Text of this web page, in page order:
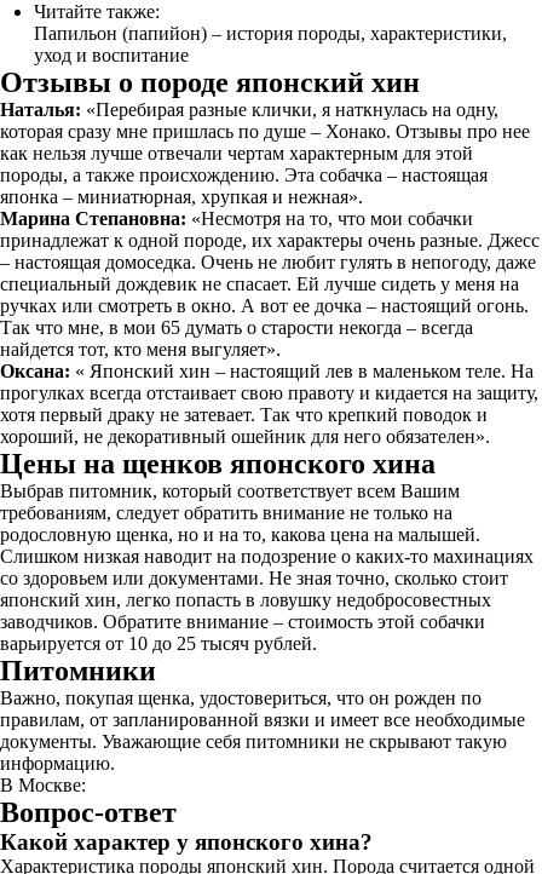
Читайте также:
Папильон (папийон) – история породы, характеристики,
уход и воспитание
Отзывы о породе японский хин
Наталья: «Перебирая разные клички, я наткнулась на одну,
которая сразу мне пришлась по душе – Хонако. Отзывы про нее
как нельзя лучше отвечали чертам характерным для этой
породы, а также происхождению. Эта собачка – настоящая
японка – миниатюрная, хрупкая и нежная».
Марина Степановна: «Несмотря на то, что мои собачки
принадлежат к одной породе, их характеры очень разные. Джесс
– настоящая домоседка. Очень не любит гулять в непогоду, даже
специальный дождевик не спасает. Ей лучше сидеть у меня на
ручках или смотреть в окно. А вот ее дочка – настоящий огонь.
Так что мне, в мои 65 думать о старости некогда – всегда
найдется тот, кто меня выгуляет».
Оксана: « Японский хин – настоящий лев в маленьком теле. На
прогулках всегда отстаивает свою правоту и кидается на защиту,
хотя первый драку не затевает. Так что крепкий поводок и
хороший, не декоративный ошейник для него обязателен».
Цены на щенков японского хина
Выбрав питомник, который соответствует всем Вашим
требованиям, следует обратить внимание не только на
родословную щенка, но и на то, какова цена на малышей.
Слишком низкая наводит на подозрение о каких-то махинациях
со здоровьем или документами. Не зная точно, сколько стоит
японский хин, легко попасть в ловушку недобросовестных
заводчиков. Обратите внимание – стоимость этой собачки
варьируется от 10 до 25 тысяч рублей.
Питомники
Важно, покупая щенка, удостовериться, что он рожден по
правилам, от запланированной вязки и имеет все необходимые
документы. Уважающие себя питомники не скрывают такую
информацию.
В Москве:
Вопрос-ответ
Какой характер у японского хина?
Характеристика породы японский хин. Порода считается одной